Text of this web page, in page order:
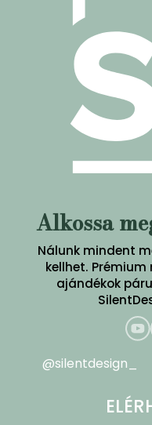
Alkossa
Nálunk mindent
kellhet.
ajándékok
@silentdesign_